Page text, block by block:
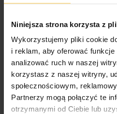
Niniejsza strona korzysta z
Wykorzystujemy pliki cookie
i reklam, aby oferować funkcje
analizować ruch w naszej
korzystasz z naszej witryny,
społecznościowym,
Partnerzy mogą połączyć te
otrzymanymi od Ciebie lub
Prog Rock
DESCRIPTION
Premiere and shipping - march
SIDE A
Carve It In